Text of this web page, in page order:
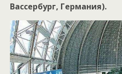
Вассербург, Германия).